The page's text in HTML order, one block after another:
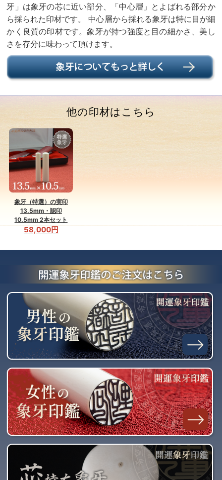
牙」は象牙の芯に近い部分、「中心層」とよばれる部分か
ら採られた印材です。 中心層から採れる象牙は特に目が細
かく良質の印材です。象牙が持つ強度と目の細かさ、美し
さを存分に味わって頂けます。
他の印材はこちら
象牙（特選）の実印
13.5mm・認印
10.5mm 2本セット
58,000円